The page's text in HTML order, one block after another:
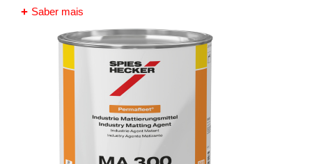
Saber mais